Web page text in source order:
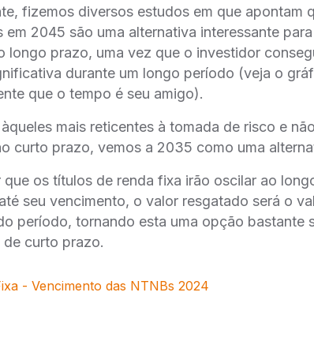
fizemos diversos estudos em que apontam
em 2045 são uma alternativa interessante
longo prazo, uma vez que o investidor
durante um longo período (veja o
que o tempo é seu amigo).
mais reticentes à tomada de risco e
curto prazo, vemos a 2035 como uma
que os títulos de renda fixa irão oscilar ao
seu vencimento, o valor resgatado será o
período, tornando esta uma opção bastante
curto prazo.
- Vencimento das NTNBs 2024